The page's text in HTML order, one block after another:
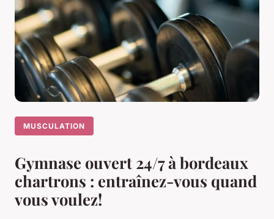
MUSCULATION
Gymnase ouvert 24/7 à bordeaux
chartrons : entraînez-vous quand
vous voulez!